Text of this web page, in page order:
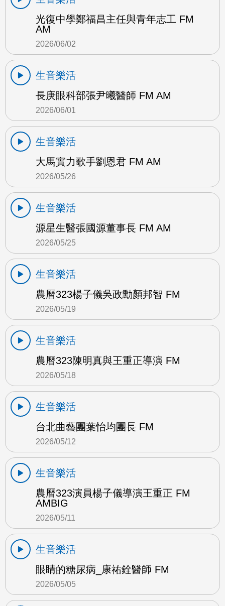
光復中學鄭福昌主任與青年志工 FM
AM
2026/06/02
生音樂活
長庚眼科部張尹曦醫師 FM AM
2026/06/01
生音樂活
大馬實力歌手劉恩君 FM AM
2026/05/26
生音樂活
源星生醫張國源董事長 FM AM
2026/05/25
生音樂活
農曆323楊子儀吳政勳顏邦智 FM
2026/05/19
生音樂活
農曆323陳明真與王重正導演 FM
2026/05/18
生音樂活
台北曲藝團葉怡均團長 FM
2026/05/12
生音樂活
農曆323演員楊子儀導演王重正 FM
AMBIG
2026/05/11
生音樂活
眼睛的糖尿病_康祐銓醫師 FM
2026/05/05